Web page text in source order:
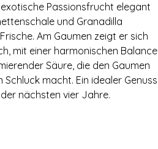
Passionsfrucht elegant
und Granadilla
Am Gaumen zeigt er sich
mit einer harmonischen Balance
Säure‚ die den Gaumen
macht. Ein idealer Genuss
nächsten vier Jahre.